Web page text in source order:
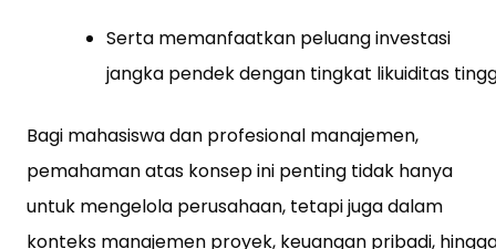
Serta memanfaatkan peluang investasi
jangka pendek dengan tingkat likuiditas
Bagi mahasiswa dan profesional manajemen,
pemahaman atas konsep ini penting tidak hanya
untuk mengelola perusahaan, tetapi juga dalam
konteks manajemen proyek, keuangan pribadi,